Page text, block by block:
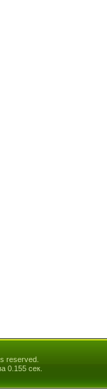
reserved.
0.155 сек.